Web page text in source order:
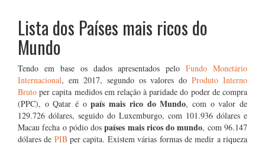
Lista dos Países mais ricos do
Mundo
Tendo em base os dados apresentados peloFundo Monetário
Internacional, em 2017, segundo os valores doProduto Interno
Bruto per capita medidos em relação à paridade do poder de compra
(PPC), o Qatar é opaís mais rico do Mundo, com o valor de
129.726 dólares, seguido do Luxemburgo, com 101.936 dólares e
Macau fecha o pódio dospaíses mais ricos do mundo, com 96.147
dólares de PIBper capita. Existem várias formas de medir a riqueza